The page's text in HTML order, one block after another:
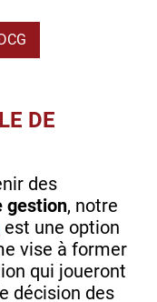
DE
des
gestion, notre
est une option
vise à former
qui joueront
décision des